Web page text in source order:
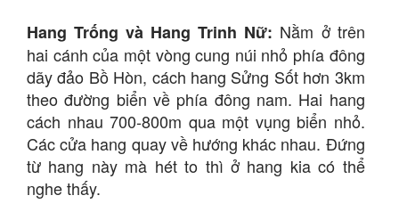
Hang Trống và Hang Trinh Nữ: Nằm ở trên
hai cánh của một vòng cung núi nhỏ phía đông
dãy đảo Bồ Hòn, cách hang Sửng Sốt hơn 3km
theo đường biển về phía đông nam. Hai hang
cách nhau 700-800m qua một vụng biển nhỏ.
Các cửa hang quay về hướng khác nhau. Đứng
từ hang này mà hét to thì ở hang kia có thể
nghe thấy.